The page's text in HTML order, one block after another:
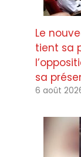
Le
tient sa
sa
6 août